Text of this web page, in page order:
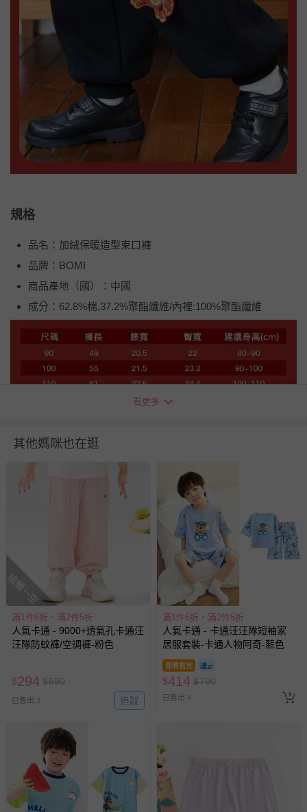
規格
品名：加絨保暖造型束口褲
品牌：BOMI
商品產地（國）：中國
成分：62.8%棉,37.2%聚酯纖維/內裡:100%聚酯纖維
您所購買的商品享有7天的鑑賞期／猶豫期權益，但此期間
並非試用期，您所退回的商品必須是未經使用的全新狀態，
包含完整包裝、配件、說明文件及贈品等。
如需退換貨，請於收到商品7天（含例假日內提出），如為
瑕疵退換貨所產生的運費，將由媽咪愛負責處理，若非瑕疵
退貨，您可至『查詢訂單』>『已出貨』中查詢該筆訂單，
並點選『我要退貨』即可進行申請。若有相關退貨問題，請
LINE@客服ID: @mamilove我們將依序為您處理
與服務，謝謝。
針對滿件折/滿額贈…等活動，如因部份退貨，而該訂單保
留商品未達活動門檻，將以原價計算，活動贈品亦需一併退
回。
部分商品依據消費者保護法的規定，不適用七天鑑賞期/猶
豫期範圍：
易於腐敗、保存期限較短或解約時即將逾期（例如生鮮
看更多
其他媽咪也在逛
搶購一空
滿1件6折，滿2件5折
人氣卡通 - 9000+透氣孔卡通汪
汪隊防蚊褲/空調褲-粉色
$294 $590
已售出 3 追蹤
滿1件6折，滿2件5折
人氣卡通 - 卡通汪汪隊短袖家
居服套裝-卡通人物阿奇-藍色
即將售完
$414 $790
已售出 4